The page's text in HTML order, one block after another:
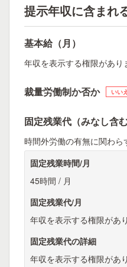
提示年収に含まれ
基本給（月）
年収を表示する権限があり
裁量労働制か否か いいえ
固定残業代（みなし含む
時間外労働の有無に関わ
固定残業時間/月
45時間 / 月
固定残業代/月
年収を表示する権限があ
固定残業代の詳細
年収を表示する権限があ